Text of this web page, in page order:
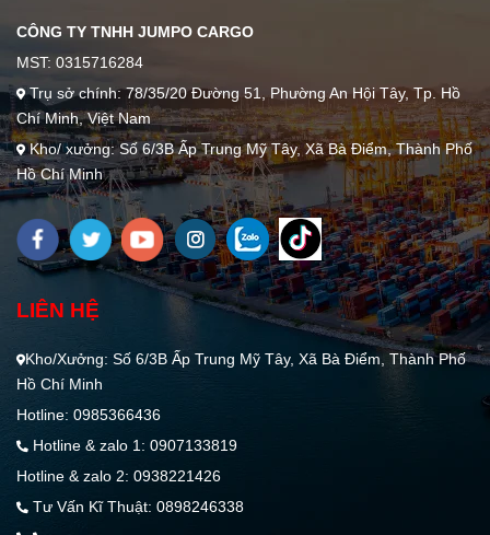
CÔNG TY TNHH JUMPO CARGO
MST: 0315716284
Trụ sở chính: 78/35/20 Đường 51, Phường An Hội Tây, Tp. Hồ
Chí Minh, Việt Nam
Kho/ xưởng: Số 6/3B Ấp Trung Mỹ Tây, Xã Bà Điểm, Thành Phố
Hồ Chí Minh
LIÊN HỆ
Kho/Xưởng: Số 6/3B Ấp Trung Mỹ Tây, Xã Bà Điểm, Thành Phố
Hồ Chí Minh
Hotline: 0985366436
Hotline & zalo 1: 0907133819
Hotline & zalo 2: 0938221426
Tư Vấn Kĩ Thuật: 0898246338